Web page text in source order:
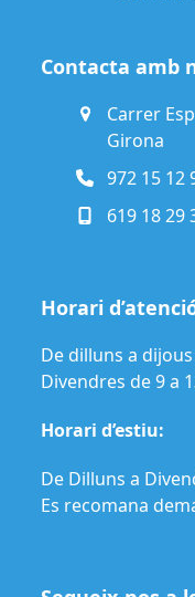
Contacta amb
Carrer
Girona
972 15 12
619 18 29
Horari
De dilluns a
Divendres de 9 a
Horari d’estiu:
De Dilluns a
Es recomana